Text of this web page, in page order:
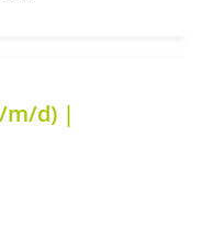
m/d) |